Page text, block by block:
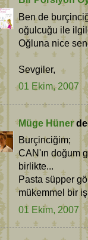
Ben de
oğulcuğu ile
Oğluna nice
Sevgiler,
01 Ekim, 2007
Müge Hüner
Burçinciğim;
CAN'ın doğum
birlikte...
Pasta süpper
mükemmel bir iş
01 Ekim, 2007